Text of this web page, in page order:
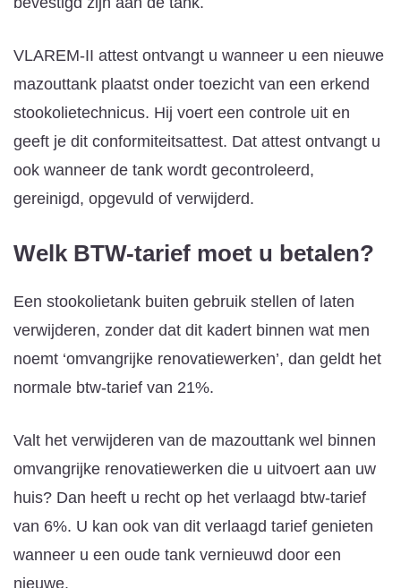
VLAREM-II attest ontvangt u wanneer u een nieuwe
mazouttank plaatst onder toezicht van een erkend
stookolietechnicus. Hij voert een controle uit en
geeft je dit conformiteitsattest. Dat attest ontvangt u
ook wanneer de tank wordt gecontroleerd,
gereinigd, opgevuld of verwijderd.
Welk BTW-tarief moet u betalen?
Een stookolietank buiten gebruik stellen of laten
verwijderen, zonder dat dit kadert binnen wat men
noemt ‘omvangrijke renovatiewerken’, dan geldt het
normale btw-tarief van 21%.
Valt het verwijderen van de mazouttank wel binnen
omvangrijke renovatiewerken die u uitvoert aan uw
huis? Dan heeft u recht op het verlaagd btw-tarief
van 6%. U kan ook van dit verlaagd tarief genieten
wanneer u een oude tank vernieuwd door een
nieuwe.